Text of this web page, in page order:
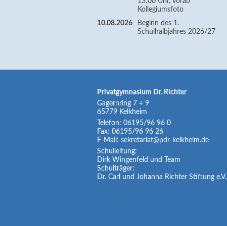
Kollegiumsfoto
10.08.2026
Beginn des 1.
Schulhalbjahres 2026/27
Privatgymnasium Dr. Richter
Gagernring 7 + 9
65779 Kelkheim
Telefon: 06195/96 96 0
Fax: 06195/96 96 26
E-Mail: sekretariat@pdr-kelkheim.de
Schulleitung:
Dirk Wingenfeld und Team
Schulträger:
Dr. Carl und Johanna Richter Stiftung e.V.